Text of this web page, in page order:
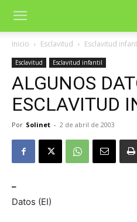
Inicio Esclavitud Esclavitud
Esclavitud Esclavitud infantil
ALGUNOS
ESCLAVITUD
Por Solinet - 2 de abril de 2003
–
Datos (EI)